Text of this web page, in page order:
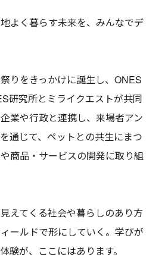
よく暮らす未来を、みんなでデ
りをきっかけに誕生し、ONES
研究所とミライクエストが共同
業や行政と連携し、来場者アン
通じて、ペットとの共生にまつ
商品・サービスの開発に取り組
えてくる社会や暮らしのあり方
ールドで形にしていく。学びが
験が、ここにはあります。